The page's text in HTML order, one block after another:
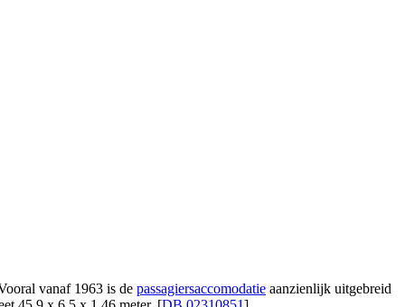
vanaf 1963 is de passagiersaccomodatie aanzienlijk uitgebreid